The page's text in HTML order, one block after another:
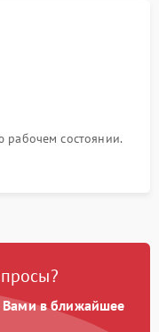
рабочем состоянии.
Вами в ближайшее